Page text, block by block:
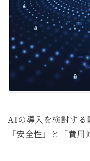
AIの導入を検討する
「安全性」と「費用